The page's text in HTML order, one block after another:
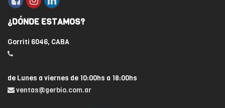
¿DÓNDE ESTAMOS?
Gorriti 6046, CABA
de Lunes a viernes de 10:00hs a 18:00hs
ventas@gerbio.com.ar